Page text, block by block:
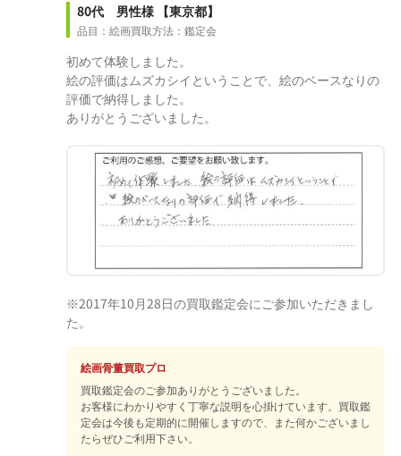
80代 男性様 【東京都】
品目：絵画買取方法：鑑定会
初めて体験しました。
絵の評価はムズカシイということで、絵のベースなりの
評価で納得しました。
ありがとうございました。
※2017年10月28日の買取鑑定会にご参加いただきまし
た。
絵画骨董買取プロ
買取鑑定会のご参加ありがとうございました。
お客様にわかりやすく丁寧な説明を心掛けています。買取鑑
定会は今後も定期的に開催しますので、また何かございまし
たらぜひご利用下さい。